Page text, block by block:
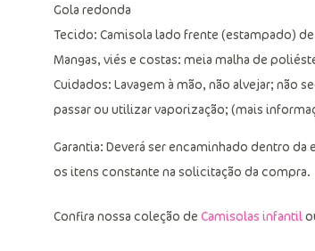
Gola redonda
Tecido: Camisola lado frente (estampado)
Mangas, viés e costas: meia malha de
Cuidados: Lavagem à mão, não alvejar; não
passar ou utilizar vaporização; (mais
Garantia: Deverá ser encaminhado dentro
os itens constante na solicitação da compra.
Confira nossa coleção de Camisolas infantil